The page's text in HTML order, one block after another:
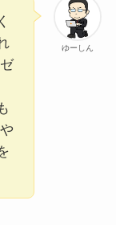
ゆーしん